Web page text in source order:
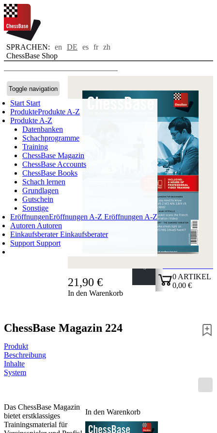
SPRACHEN: en DE es fr zh
ChessBase Shop
Toggle navigation
Start Start
ProdukteProdukte A-Z
Produkte A-Z
Datenbanken
Schachprogramme
Training
ChessBase Magazin
ChessBase Accounts
ChessBase Books
Schach lernen
Grundlagen
Gutschein
Sonstige
EröffnungenEröffnungen A-Z Eröffnungen A-Z
Autoren Autoren
EinkaufsberaterEinkaufsberater
Support Support
0 ARTIKEL
0,00 €
21,90 €
In den Warenkorb
ChessBase Magazin 224
Produkt
Beschreibung
Inhalte
System
In den Warenkorb
Das ChessBase Magazin
bietet erstklassiges
Trainingsmaterial für